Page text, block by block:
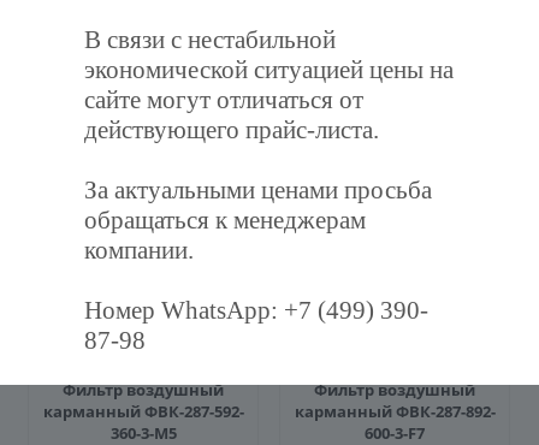
Рекомендуем
Фильтр воздушный
карманный ФВК-287-592-
360-3-M5
Фильтр воздушный
карманный ФВК-287-892-
600-3-F7
В связи с нестабильной
экономической ситуацией цены на
сайте могут отличаться от
действующего прайс-листа.
За актуальными ценами просьба
обращаться к менеджерам
компании.
Номер WhatsApp: +7 (499) 390-
87-98